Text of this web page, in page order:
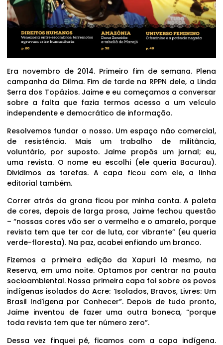
Era novembro de 2014. Primeiro fim de semana. Plena
campanha da Dilma. Fim de tarde na RPPN dele, a Linda
Serra dos Topázios. Jaime e eu começamos a conversar
sobre a falta que fazia termos acesso a um veículo
independente e democrático de informação.
Resolvemos fundar o nosso. Um espaço não comercial,
de resistência. Mais um trabalho de militância,
voluntário, por suposto. Jaime propôs um jornal; eu,
uma revista. O nome eu escolhi (ele queria Bacurau).
Dividimos as tarefas. A capa ficou com ele, a linha
editorial também.
Correr atrás da grana ficou por minha conta. A paleta
de cores, depois de larga prosa, Jaime fechou questão
– “nossas cores vão ser o vermelho e o amarelo, porque
revista tem que ter cor de luta, cor vibrante” (eu queria
verde-floresta). Na paz, acabei enfiando um branco.
Fizemos a primeira edição da Xapuri lá mesmo, na
Reserva, em uma noite. Optamos por centrar na pauta
socioambiental. Nossa primeira capa foi sobre os povos
indígenas isolados do Acre: ‘Isolados, Bravos, Livres: Um
Brasil Indígena por Conhecer”. Depois de tudo pronto,
Jaime inventou de fazer uma outra boneca, “porque
toda revista tem que ter número zero”.
Dessa vez finquei pé, ficamos com a capa indígena.